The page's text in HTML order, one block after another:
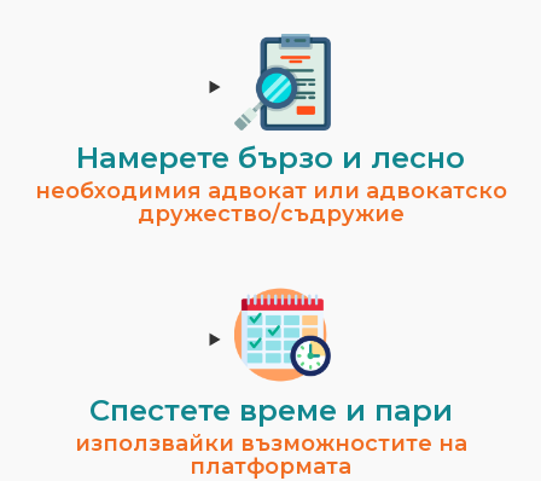
Намерете бързо и лесно
необходимия адвокат или адвокатско
дружество/съдружие
Спестeте време и пари
използвайки възможностите на
платформата